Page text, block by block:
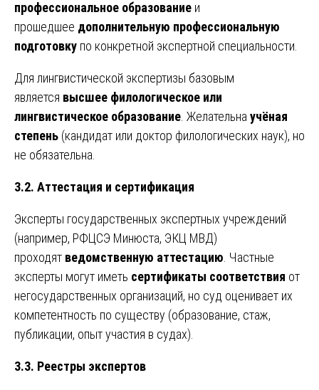
профессиональное образование и
прошедшее дополнительную профессиональную
подготовку по конкретной экспертной специальности.
Для лингвистической экспертизы базовым
является высшее филологическое или
лингвистическое образование. Желательнаучёная
степень (кандидат или доктор филологических наук), но
не обязательна.
3.2. Аттестация и сертификация
Эксперты государственных экспертных учреждений
(например, РФЦСЭ Минюста, ЭКЦ МВД)
проходят ведомственную аттестацию. Частные
эксперты могут иметь сертификаты соответствия от
негосударственных организаций, но суд оценивает их
компетентность по существу (образование, стаж,
публикации, опыт участия в судах).
3.3. Реестры экспертов